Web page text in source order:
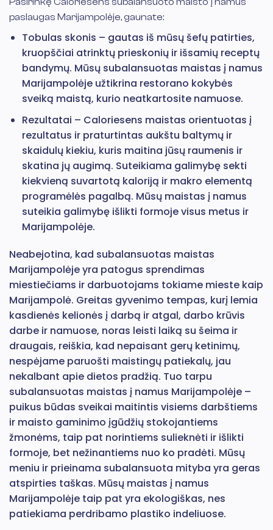
paslaugas Marijampolėje, gaunate:
Tobulas skonis – gautas iš mūsų šefų patirties,
kruopščiai atrinktų prieskonių ir išsamių receptų
bandymų. Mūsų subalansuotas maistas į namus
Marijampolėje užtikrina restorano kokybės
sveiką maistą, kurio neatkartosite namuose.
Rezultatai – Caloriesens maistas orientuotas į
rezultatus ir praturtintas aukštu baltymų ir
skaidulų kiekiu, kuris maitina jūsų raumenis ir
skatina jų augimą. Suteikiama galimybę sekti
kiekvieną suvartotą kaloriją ir makro elementą
programėlės pagalbą. Mūsų maistas į namus
suteikia galimybę išlikti formoje visus metus ir
Marijampolėje.
Neabejotina, kad subalansuotas maistas
Marijampolėje yra patogus sprendimas
miestiečiams ir darbuotojams tokiame mieste kaip
Marijampolė. Greitas gyvenimo tempas, kurį lemia
kasdienės kelionės į darbą ir atgal, darbo krūvis
darbe ir namuose, noras leisti laiką su šeima ir
draugais, reiškia, kad nepaisant gerų ketinimų,
nespėjame paruošti maistingų patiekalų, jau
nekalbant apie dietos pradžią. Tuo tarpu
subalansuotas maistas į namus Marijampolėje –
puikus būdas sveikai maitintis visiems darbštiems
ir maisto gaminimo įgūdžių stokojantiems
žmonėms, taip pat norintiems sulieknėti ir išlikti
formoje, bet nežinantiems nuo ko pradėti. Mūsų
meniu ir prieinama subalansuota mityba yra geras
atspirties taškas. Mūsų maistas į namus
Marijampolėje taip pat yra ekologiškas, nes
patiekiama perdribamo plastiko indeliuose.